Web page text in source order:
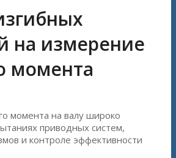
на измерение
момента
момента на валу широко
приводных систем,
и контроле эффективности